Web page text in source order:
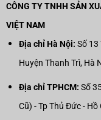
CÔNG TY TNHH SẢN
VIỆT NAM
Địa chỉ Hà Nội: Số 13
Huyện Thanh Trì, Hà
Địa chỉ TPHCM: Số
Cũ) - Tp Thủ Đức - Hồ